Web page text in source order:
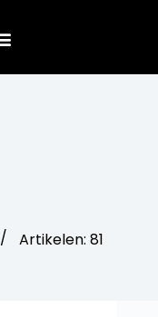
Artikelen: 81